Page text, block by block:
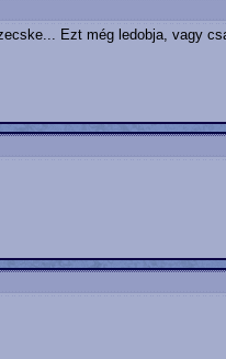
Ezt még ledobja, vagy